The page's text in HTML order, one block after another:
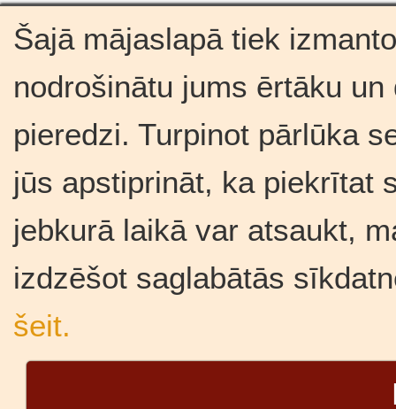
Šajā mājaslapā tiek
nodrošinātu jums ērtāku
pieredzi. Turpinot pārlūka
jūs apstiprināt, ka piekrītat
jebkurā laikā var atsaukt,
izdzēšot saglabātās
šeit.